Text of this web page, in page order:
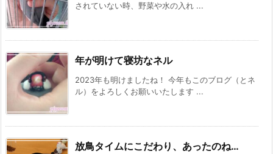
されていない時、野菜や水の入れ ...
年が明けて寝坊なネル
2023年も明けましたね！ 今年もこのブログ（とネ
ル）をよろしくお願いいたします ...
放鳥タイムにこだわり、あったのね…